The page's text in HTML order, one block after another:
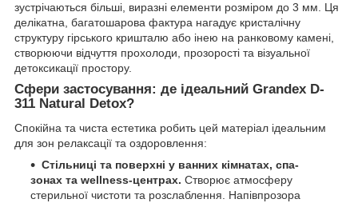
зустрічаються більші, виразні елементи розміром до 3 мм. Ця
делікатна, багатошарова фактура нагадує кристалічну
структуру гірського кришталю або інею на ранковому камені,
створюючи відчуття прохолоди, прозорості та візуальної
детоксикації простору.
Сфери застосування: де ідеальний Grandex D-
311 Natural Detox?
Спокійна та чиста естетика робить цей матеріал ідеальним
для зон релаксації та оздоровлення:
Стільниці та поверхні у ванних кімнатах, спа-
зонах та wellness-центрах. Створює атмосферу
стерильної чистоти та розслаблення. Напівпрозора